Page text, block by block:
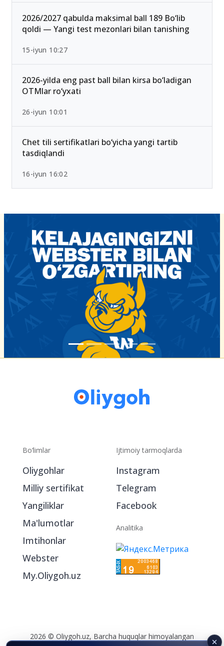
25-iyul 16:55
2026/2027 qabulda maksimal ball 189 Bo‘lib
qoldi — Yangi test mezonlari bilan tanishing
15-iyun 10:27
2026-yilda eng past ball bilan kirsa bo‘ladigan
OTMlar ro‘yxati
26-iyun 10:01
Chet tili sertifikatlari bo‘yicha yangi tartib
tasdiqlandi
Bo‘limlar
Oliygohlar
Milliy sertifikat
Yangiliklar
Ma'lumotlar
Imtihonlar
Ijtimoiy tarmoqlarda
Instagram
Telegram
Analitika